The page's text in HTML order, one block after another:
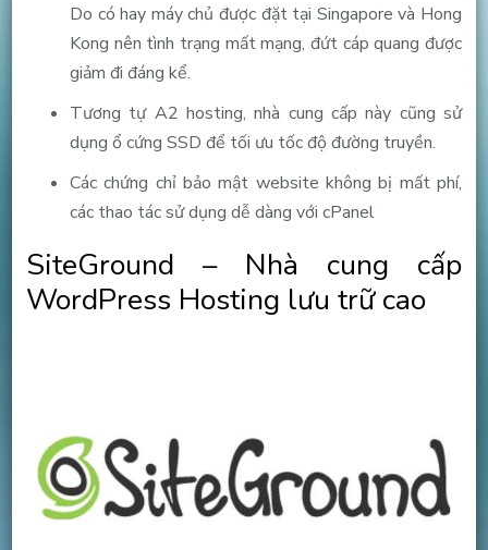
Do có hay máy chủ được đặt tại Singapore và Hong
Kong nên tình trạng mất mạng, đứt cáp quang được
giảm đi đáng kể.
Tương tự A2 hosting, nhà cung cấp này cũng sử
dụng ổ cứng SSD để tối ưu tốc độ đường truyền.
Các chứng chỉ bảo mật website không bị mất phí,
các thao tác sử dụng dễ dàng với cPanel
SiteGround – Nhà cung cấp
WordPress Hosting lưu trữ cao